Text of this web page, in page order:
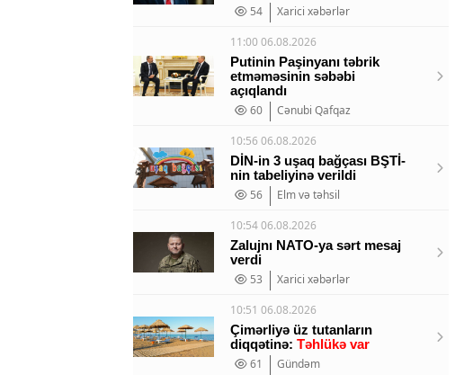
54
Xarici xəbərlər
11:00 06.08.2026
Putinin Paşinyanı təbrik
etməməsinin səbəbi
açıqlandı
60
Cənubi Qafqaz
10:56 06.08.2026
DİN-in 3 uşaq bağçası BŞTİ-
nin tabeliyinə verildi
56
Elm və təhsil
10:54 06.08.2026
Zalujnı NATO-ya sərt mesaj
verdi
53
Xarici xəbərlər
10:51 06.08.2026
Çimərliyə üz tutanların
diqqətinə: Təhlükə var
61
Gündəm